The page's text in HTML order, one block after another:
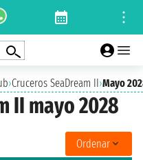
›Cruceros SeaDream II›Mayo
II mayo 2028
Ordenar